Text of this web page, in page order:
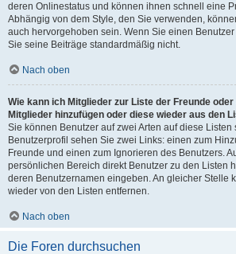
deren Onlinestatus und können ihnen schnell eine
Abhängig von dem Style, den Sie verwenden,
auch hervorgehoben sein. Wenn Sie einen
Sie seine Beiträge standardmäßig nicht.
Nach oben
Wie kann ich Mitglieder zur Liste der Freunde
Mitglieder hinzufügen oder diese wieder aus den
Sie können Benutzer auf zwei Arten auf diese Listen
Benutzerprofil sehen Sie zwei Links: einen zum
Freunde und einen zum Ignorieren des Benutzers.
persönlichen Bereich direkt Benutzer zu den Listen
deren Benutzernamen eingeben. An gleicher Stelle
wieder von den Listen entfernen.
Nach oben
Die Foren durchsuchen